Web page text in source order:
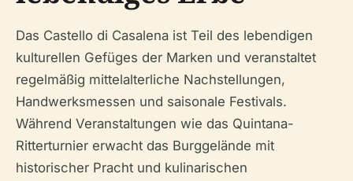
Das Castello di Casalena ist Teil des lebendigen
kulturellen Gefüges der Marken und veranstaltet
regelmäßig mittelalterliche Nachstellungen,
Handwerksmessen und saisonale Festivals.
Während Veranstaltungen wie das Quintana-
Ritterturnier erwacht das Burggelände mit
historischer Pracht und kulinarischen